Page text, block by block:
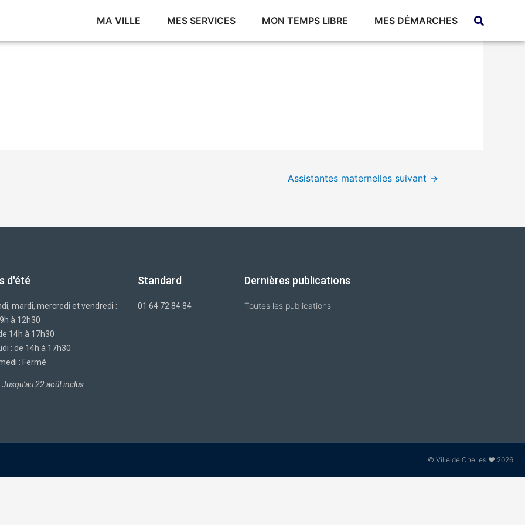
MA VILLE MES SERVICES MON TEMPS LIBRE MES DÉMARCHES
Assistantes maternelles suivant →
d'été
mardi, mercredi et vendredi :
à 12h30
14h à 17h30
: de 14h à 17h30
: Fermé
Jusqu’au 22 août inclus
Standard
01 64 72 84 84
Dernières publications
Toutes les publications
© Ville de Chelles ❤ 2026